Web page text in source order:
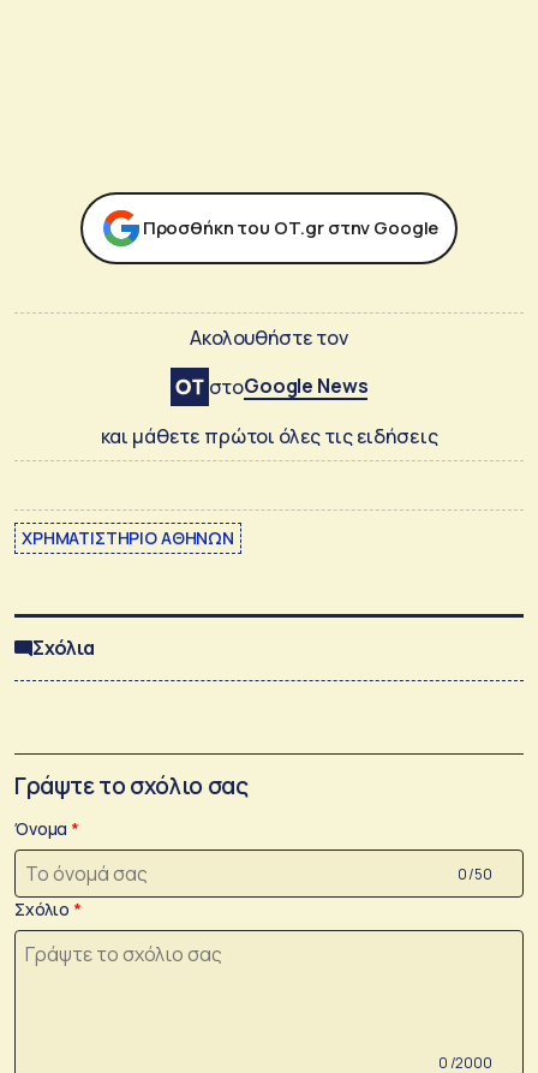
Προσθήκη του ΟΤ.gr στην Google
Ακολουθήστε τον
στοGoogle News
και μάθετε πρώτοι όλες τις ειδήσεις
ΧΡΗΜΑΤΙΣΤΗΡΙΟ ΑΘΗΝΩΝ
Σχόλια
Γράψτε το σχόλιο σας
Όνομα
0 /50
Σχόλιο
0 /2000